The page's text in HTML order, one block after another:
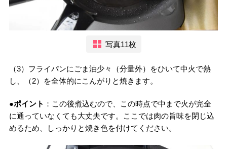
写真11枚
（3）フライパンにごま油少々（分量外）をひいて中火で熱
し、（2）を全体的にこんがりと焼きます。
●ポイント ：この後煮込むので、この時点で中まで火が完全
に通っていなくても大丈夫です。ここでは肉の旨味を閉じ込
めるため、しっかりと焼き色を付けてください。